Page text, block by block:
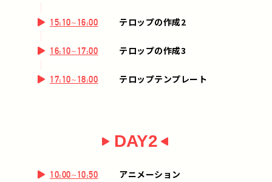
15:10~16:00 テロップの作成2
16:10~17:00 テロップの作成3
17:10~18:00 テロップテンプレート
DAY2
10:00~10:50 アニメーション